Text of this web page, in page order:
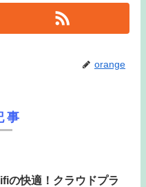
orange
事
の快適！クラウドプラ